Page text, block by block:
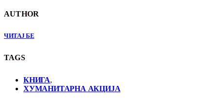
AUTHOR
ЧИТАЈ БЕ
TAGS
КНИГА,
ХУМАНИТАРНА АКЦИЈА